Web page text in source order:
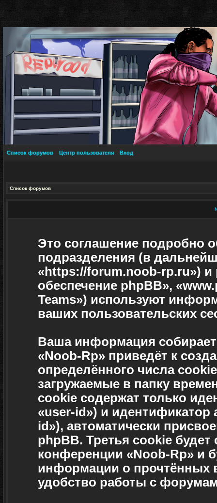
Список форумов Центр пользователя Вход
Список форумов
Это соглашение подробно
подразделения (в
«https://forum.noob-rp.ru»)
обеспечение phpBB»,
Teams») используют
ваших пользовательских
Ваша информация
«Noob-Rp» приведёт к
определённого числа
загружаемые в папку
cookie содержат только
«user-id») и
id»), автоматически
phpBB. Третья cookie
конференции «Noob-Rp» и
информации о прочтённых
удобство работы с